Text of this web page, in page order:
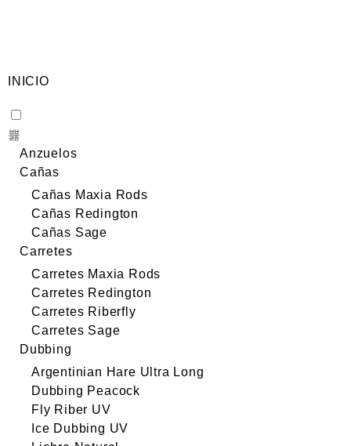
INICIO
Anzuelos
Cañas
Cañas Maxia Rods
Cañas Redington
Cañas Sage
Carretes
Carretes Maxia Rods
Carretes Redington
Carretes Riberfly
Carretes Sage
Dubbing
Argentinian Hare Ultra Long
Dubbing Peacock
Fly Riber UV
Ice Dubbing UV